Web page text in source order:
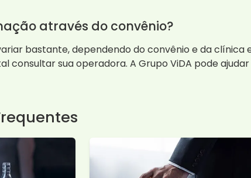
através do convênio?
bastante, dependendo do convênio e da clínica
consultar sua operadora. A Grupo ViDA pode